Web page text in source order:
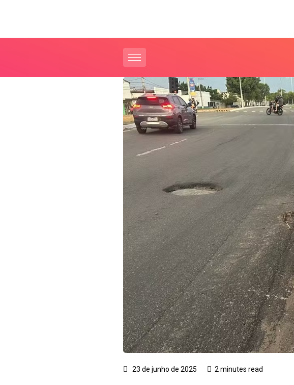
23 de junho de 2025 2 minutes read